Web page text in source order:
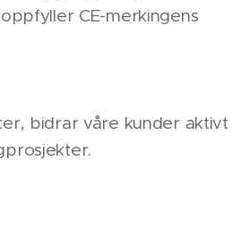
CE-merkingens
bidrar våre kunder aktivt